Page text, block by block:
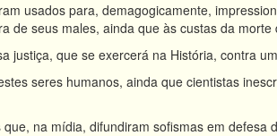
usados para, demagogicamente,
de seus males, ainda que às custas da
justiça, que se exercerá na História, contra
seres humanos, ainda que cientistas
na mídia, difundiram sofismas em defesa